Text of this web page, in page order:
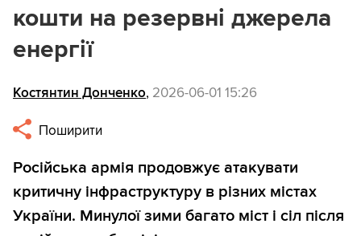
кошти на резервні джерела
енергії
Костянтин Донченко, 2026-06-01 15:26
Поширити
Російська армія продовжує атакувати
критичну інфраструктуру в різних містах
України. Минулої зими багато міст і сіл після